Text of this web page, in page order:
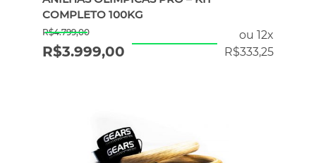
COMPLETO 100KG
ou 12x
R$333,25
R$4.799,00
R$3.999,00